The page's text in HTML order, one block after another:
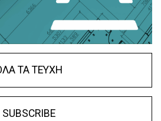
ΤΑ ΤΕΥΧΗ
SUBSCRIBE